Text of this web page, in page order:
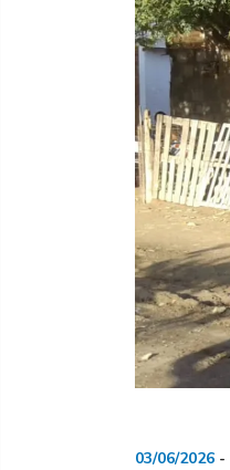
03/06/2026